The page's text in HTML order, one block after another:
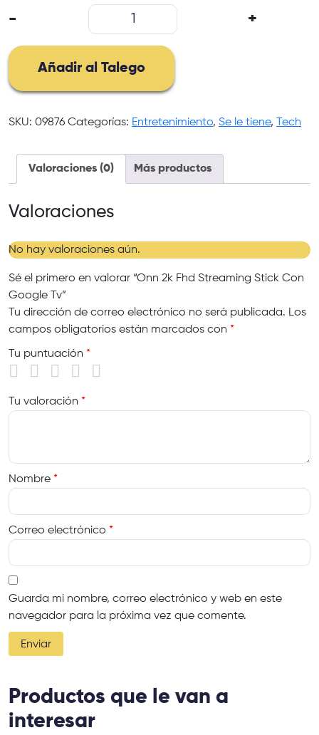
-
Onn
Fhd
Streaming
Con
+
Añadir al Talego
SKU: 09876 Categorías: Entretenimiento, Se le tiene, Tech
Valoraciones (0) Más productos
Valoraciones
No hay valoraciones aún.
Sé el primero en valorar “Onn 2k Fhd Streaming Stick Con
Google Tv”
Tu dirección de correo electrónico no será publicada. Los
campos obligatorios están marcados con *
Tu puntuación *
Tu valoración *
Nombre *
Correo electrónico *
Guarda mi nombre, correo electrónico y web en este
navegador para la próxima vez que comente.
Productos que le van a
interesar